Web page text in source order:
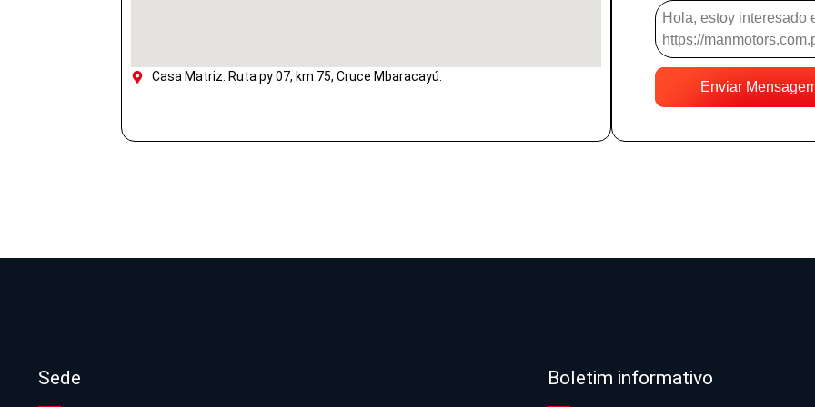
Casa Matriz: Ruta py 07, km 75, Cruce Mbaracayú.
Enviar
Sede Boletim informativo